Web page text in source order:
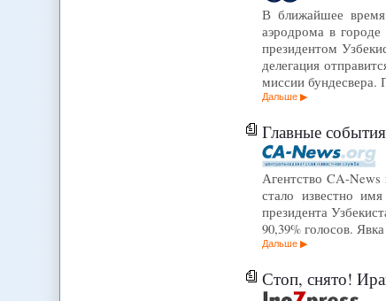
В ближайшее время
аэродрома в
президентом
делегация
миссии
Дальше
Главные
Агентство CA-
стало известно
президента
90,39% голосов.
Дальше
Стоп, снято!